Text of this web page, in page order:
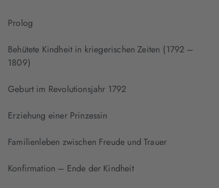
Prolog
Behütete Kindheit in kriegerischen Zeiten ( 1792 –
1809 )
Geburt im Revolutionsjahr 1792
Erziehung einer Prinzessin
Familienleben zwischen Freude und Trauer
Konfirmation – Ende der Kindheit